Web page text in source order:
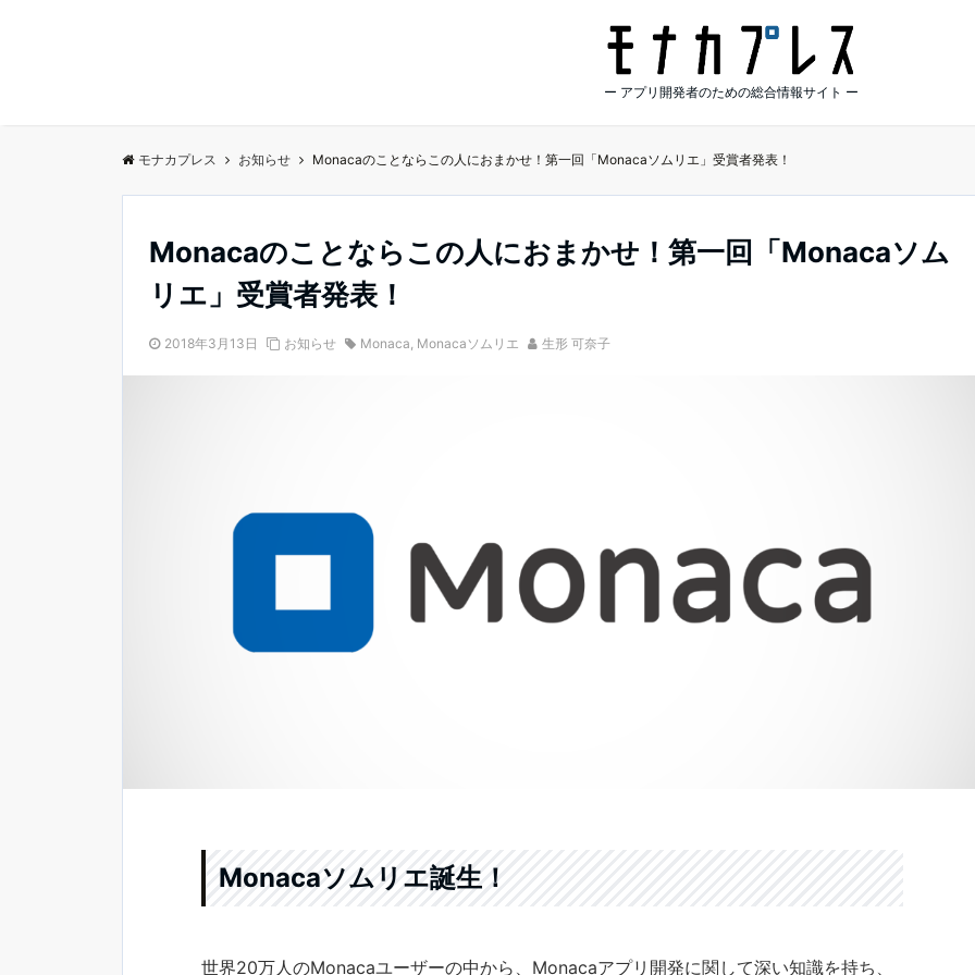
ー アプリ開発者のための総合情報サイト ー
モナカプレス お知らせ Monacaのことならこの人におまかせ！第一回「Monacaソムリエ」受賞者発表！
Monacaのことならこの人におまかせ！第一回「Monacaソム
リエ」受賞者発表！
2018年3月13日 お知らせ Monaca, Monacaソムリエ 生形 可奈子
Monacaソムリエ誕生！
世界20万人のMonacaユーザーの中から、Monacaアプリ開発に関して深い知識を持ち、